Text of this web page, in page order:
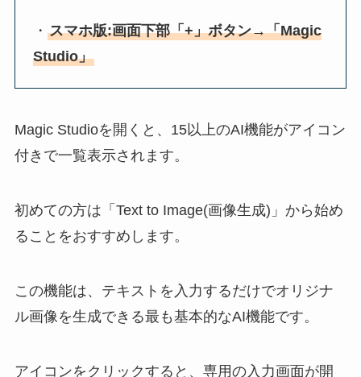
・スマホ版:画面下部「+」ボタン→「Magic
Studio」
Magic Studioを開くと、15以上のAI機能がアイコン
付きで一覧表示されます。
初めての方は「Text to Image(画像生成)」から始め
ることをおすすめします。
この機能は、テキストを入力するだけでオリジナ
ル画像を生成できる最も基本的なAI機能です。
アイコンをクリックすると、専用の入力画面が開